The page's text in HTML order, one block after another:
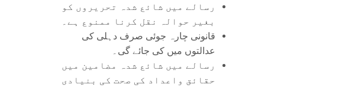
رسالے میں شائع شدہ تحریروں کو
بغیر حوالہ نقل کرنا ممنوع ہے۔
قانونی چارہ جوئی صرف دہلی کی
عدالتوں میں کی جائے گی۔
رسالے میں شائع شدہ مضامین میں
حقائق واعداد کی صحت کی بنیادی